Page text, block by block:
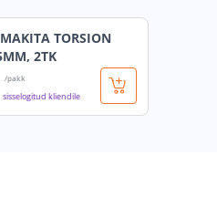
TORSION
2TK
/pakk
sisselogitud kliendile